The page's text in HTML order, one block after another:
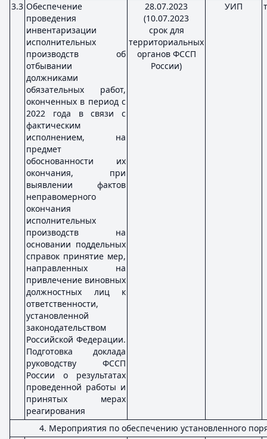
3.3 Обеспечение
проведения
инвентаризации
исполнительных
производств об
отбывании
должниками
обязательных работ,
оконченных в период с
2022 года в связи с
фактическим
исполнением, на
предмет
обоснованности их
окончания, при
выявлении фактов
неправомерного
окончания
исполнительных
производств на
основании поддельных
справок принятие мер,
направленных на
привлечение виновных
должностных лиц к
ответственности,
установленной
законодательством
Российской Федерации.
Подготовка доклада
руководству ФССП
России о результатах
проведенной работы и
принятых мерах
реагирования
28.07.2023
(10.07.2023
срок для
территориальных
органов ФССП
России)
УИП
4. Мероприятия по обеспечению установленного